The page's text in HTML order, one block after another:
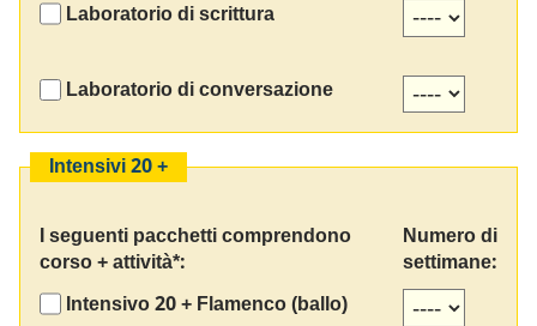
Laboratorio di scrittura
Laboratorio di conversazione
Intensivi 20 +
I seguenti pacchetti comprendono
corso + attività*:
Numero di
settimane:
Intensivo 20 + Flamenco (ballo)